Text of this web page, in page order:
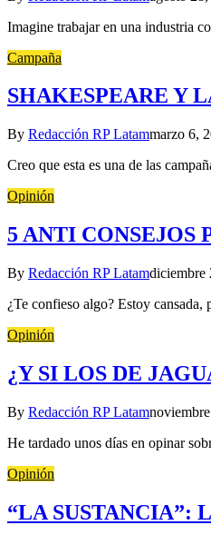
Imagine trabajar en una industria
Campaña
SHAKESPEARE Y
By Redacción RP Latammarzo 6,
Creo que esta es una de las
Opinión
5 ANTI CONSEJOS
By Redacción RP Latamdiciembre
¿Te confieso algo? Estoy
Opinión
¿Y SI LOS DE
By Redacción RP Latam
He tardado unos días en opinar
Opinión
“LA SUSTANCIA”: